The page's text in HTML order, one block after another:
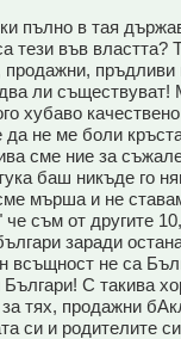
пълно в тая
тези във властта?
продажни,
ли съществуват!
хубаво
да не ме боли
сме ние за
баш никъде го
мърша и не
съм от другите
заради
всъщност не са
Българи! С такива
тях, продажни
си и родителите